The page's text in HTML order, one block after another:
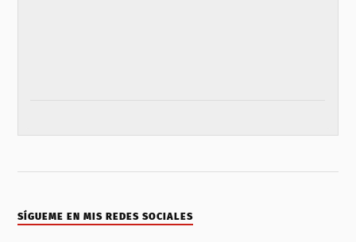
SÍGUEME EN MIS REDES SOCIALES